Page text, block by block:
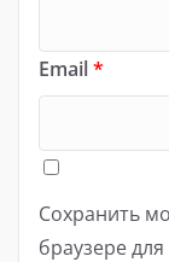
Email*
Сохранить
браузере